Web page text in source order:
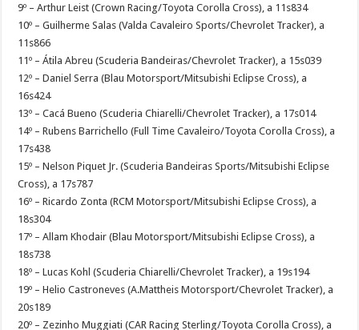
9º – Arthur Leist (Crown Racing/Toyota Corolla Cross), a 11s834
10º – Guilherme Salas (Valda Cavaleiro Sports/Chevrolet Tracker), a
11s866
11º – Átila Abreu (Scuderia Bandeiras/Chevrolet Tracker), a 15s039
12º – Daniel Serra (Blau Motorsport/Mitsubishi Eclipse Cross), a
16s424
13º – Cacá Bueno (Scuderia Chiarelli/Chevrolet Tracker), a 17s014
14º – Rubens Barrichello (Full Time Cavaleiro/Toyota Corolla Cross), a
17s438
15º – Nelson Piquet Jr. (Scuderia Bandeiras Sports/Mitsubishi Eclipse
Cross), a 17s787
16º – Ricardo Zonta (RCM Motorsport/Mitsubishi Eclipse Cross), a
18s304
17º – Allam Khodair (Blau Motorsport/Mitsubishi Eclipse Cross), a
18s738
18º – Lucas Kohl (Scuderia Chiarelli/Chevrolet Tracker), a 19s194
19º – Helio Castroneves (A.Mattheis Motorsport/Chevrolet Tracker), a
20s189
20º – Zezinho Muggiati (CAR Racing Sterling/Toyota Corolla Cross), a